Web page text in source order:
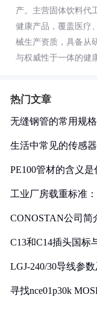
产。主营固体饮料代
健康产品，覆盖医疗
械生产资质，具备从
与权威性于一体的健
热门文章
无缝钢管的常用规
生活中常见的传感
PE100管材的含义是
工业厂房载重标准
CONOSTAN公司简
C13和C14插头国标
LGJ-240/30导线参
寻找nce01p30k